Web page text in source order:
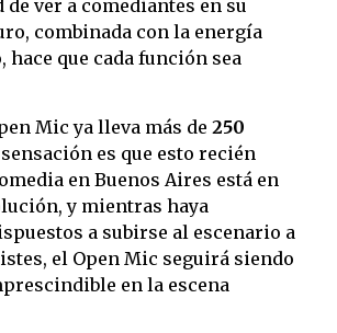
ver a comediantes en su
combinada con la energía
hace que cada función sea
Mic ya lleva más de 250
es que esto recién
en Buenos Aires está en
y mientras haya
a subirse al escenario a
el Open Mic seguirá siendo
en la escena